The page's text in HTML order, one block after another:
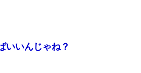
いいんじゃね？